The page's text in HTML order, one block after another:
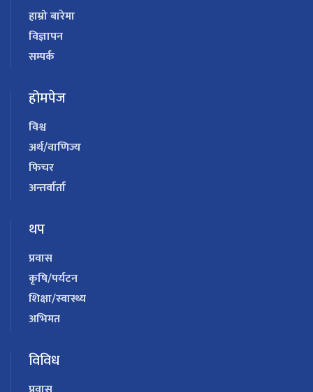
हाम्रो बारेमा
विज्ञापन
सम्पर्क
होमपेज
विश्व
अर्थ/वाणिज्य
फिचर
अन्तर्वार्ता
थप
प्रवास
कृषि/पर्यटन
शिक्षा/स्वास्थ्य
अभिमत
विविध